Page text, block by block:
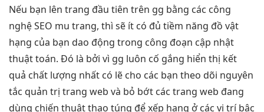
Nếu bạn lên trang đầu tiên trên gg bằng các công
nghệ SEO mu trang, thì sẽ ít có đủ tiềm năng đồ vật
hạng của bạn dao động trong công đoạn cập nhật
thuật toán. Đó là bởi vì gg luôn cố gắng hiển thị kết
quả chất lượng nhất có lẽ cho các bạn theo dõi nguyên
tắc quản trị trang web và bỏ bớt các trang web đang
dùng chiến thuật thao túng để xếp hạng ở các vị trí bậc